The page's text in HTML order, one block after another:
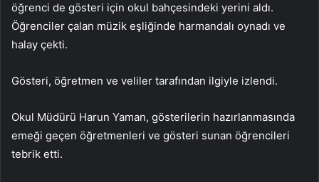
öğrenci de gösteri için okul bahçesindeki yerini aldı.
Öğrenciler çalan müzik eşliğinde harmandalı oynadı ve
halay çekti.
Gösteri, öğretmen ve veliler tarafından ilgiyle izlendi.
Okul Müdürü Harun Yaman, gösterilerin hazırlanmasında
emeği geçen öğretmenleri ve gösteri sunan öğrencileri
tebrik etti.